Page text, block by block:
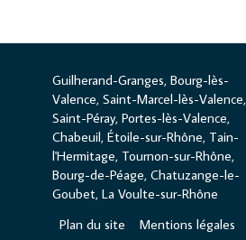
Guilherand-Granges, Bourg-lès-
Valence, Saint-Marcel-lès-Valence,
Saint-Péray, Portes-lès-Valence,
Chabeuil, Étoile-sur-Rhône, Tain-
l'Hermitage, Tournon-sur-Rhône,
Bourg-de-Péage, Chatuzange-le-
Goubet, La Voulte-sur-Rhône
Plan du site
Mentions légales